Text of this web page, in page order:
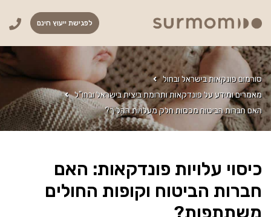
לפגישת ייעוץ חינם
סורמום פונקאות בישראל ובחול
מאמרים ומידע על פונדקאות ותרומת ביצית בישראל ובחו"ל
האם חברות הביטוח מכסות חלק מעלויות ההליך?
כיסוי עלויות פונדקאות: האם
חברות הביטוח וקופות החולים